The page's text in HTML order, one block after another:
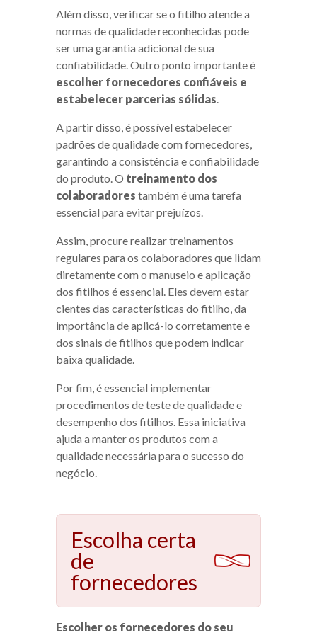
Além disso, verificar se o fitilho atende a
normas de qualidade reconhecidas pode
ser uma garantia adicional de sua
confiabilidade. Outro ponto importante é
escolher fornecedores confiáveis e
estabelecer parcerias sólidas.
A partir disso, é possível estabelecer
padrões de qualidade com fornecedores,
garantindo a consistência e confiabilidade
do produto. O treinamento dos
colaboradores também é uma tarefa
essencial para evitar prejuízos.
Assim, procure realizar treinamentos
regulares para os colaboradores que lidam
diretamente com o manuseio e aplicação
dos fitilhos é essencial. Eles devem estar
cientes das características do fitilho, da
importância de aplicá-lo corretamente e
dos sinais de fitilhos que podem indicar
baixa qualidade.
Por fim, é essencial implementar
procedimentos de teste de qualidade e
desempenho dos fitilhos. Essa iniciativa
ajuda a manter os produtos com a
qualidade necessária para o sucesso do
negócio.
Escolha certa
de
fornecedores
Escolher os fornecedores do seu